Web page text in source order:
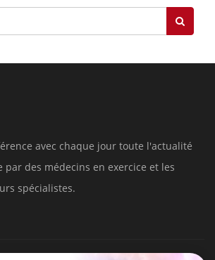
avec chaque jour toute l'actualité
par des médecins en exercice et les
spécialistes.